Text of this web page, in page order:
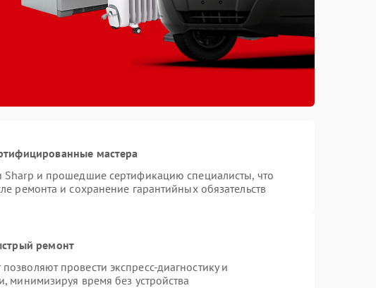
мастера
Sharp и прошедшие сертификацию специалисты, что
ремонта и сохранение гарантийных обязательств
ремонт
провести экспресс-диагностику и
минимизируя время без устройства